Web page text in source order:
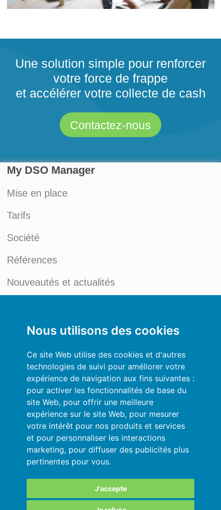
Nous utilisons des cookies
Ce site Web utilise des cookies et d'autres
technologies de suivi pour améliorer votre
expérience de navigation aux fins suivantes :
pour activer les fonctionnalités de base du
site Web, pour offrir une meilleure
expérience sur le site Web, pour mesurer
votre intérêt pour nos produits et services
et pour personnaliser les interactions
marketing, pour diffuser des publicités plus
pertinentes pour vous.
J'accepte
Une solution simple pour renforcer
votre force de frappe
et accélérer votre collecte de cash
Contactez-nous
My DSO Manager
Mise en place
Tarifs
Société
Références
Nouveautés et actualités
Mon compte
Conditions générales
Politique de Confidentialité
Se connecter
Ressources
Aide en ligne
Importez vos données en automatique
Vos données sont en sécurité